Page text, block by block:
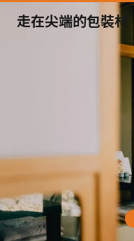
走在尖端的包裝材